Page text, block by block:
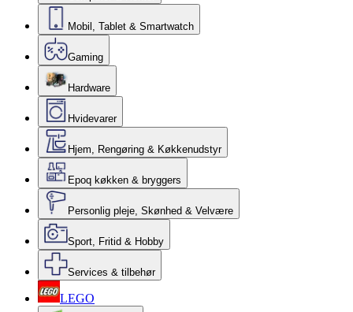
Mobil, Tablet & Smartwatch
Gaming
Hardware
Hvidevarer
Hjem, Rengøring & Køkkenudstyr
Epoq køkken & bryggers
Personlig pleje, Skønhed & Velvære
Sport, Fritid & Hobby
Services & tilbehør
LEGO